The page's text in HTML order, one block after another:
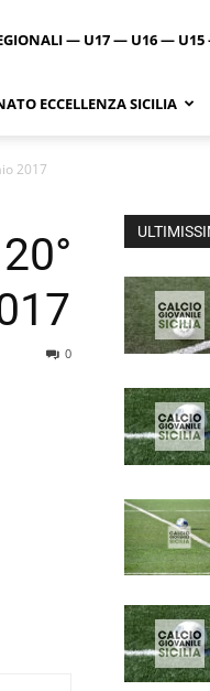
— U17 — U16 —
ECCELLENZA SICILIA
2017
0